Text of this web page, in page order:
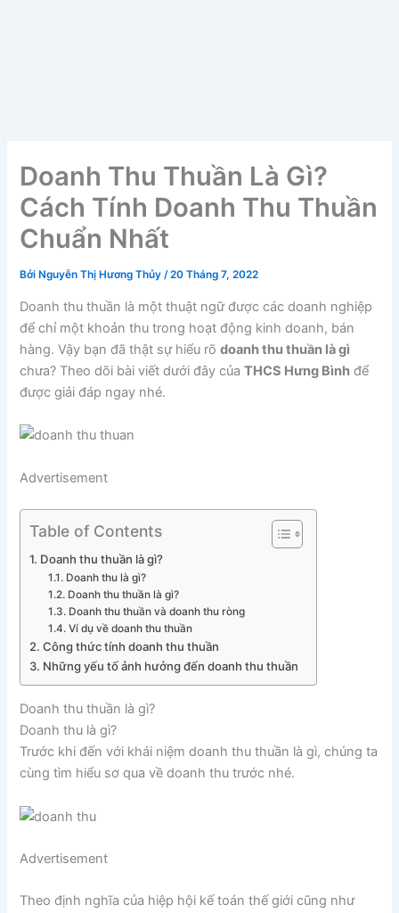
Doanh Thu Thuần Là Gì?
Cách Tính Doanh Thu Thuần
Chuẩn Nhất
Bởi Nguyễn Thị Hương Thủy/20 Tháng 7, 2022
Doanh thu thuần là một thuật ngữ được các doanh nghiệp
để chỉ một khoản thu trong hoạt động kinh doanh, bán
hàng. Vậy bạn đã thật sự hiểu rõdoanh thu thuần là gì
chưa? Theo dõi bài viết dưới đây củaTHCS Hưng Bình để
được giải đáp ngay nhé.
Advertisement
Table of Contents
Doanh thu thuần là gì?
Doanh thu là gì?
Doanh thu thuần là gì?
Doanh thu thuần và doanh thu ròng
Ví dụ về doanh thu thuần
Công thức tính doanh thu thuần
Những yếu tố ảnh hưởng đến doanh thu thuần
Doanh thu thuần là gì?
Doanh thu là gì?
Trước khi đến với khái niệm doanh thu thuần là gì, chúng ta
cùng tìm hiểu sơ qua về doanh thu trước nhé.
Advertisement
Theo định nghĩa của hiệp hội kế toán thế giới cũng như